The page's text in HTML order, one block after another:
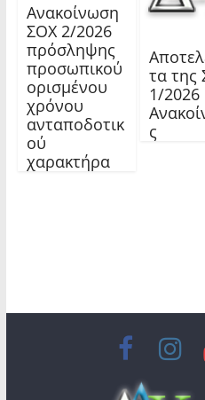
Ανακοίνωση
ΣΟΧ 2/2026
πρόσληψης
προσωπικού
ορισμένου
χρόνου
ανταποδοτικ
ού
χαρακτήρα
τα της
1/2026
ς